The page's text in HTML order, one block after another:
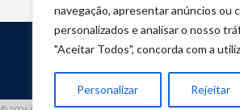
navegação, apresentar anúncios ou
personalizados e analisar o nosso
"Aceitar Todos", concorda com a
Personalizar Rejeitar